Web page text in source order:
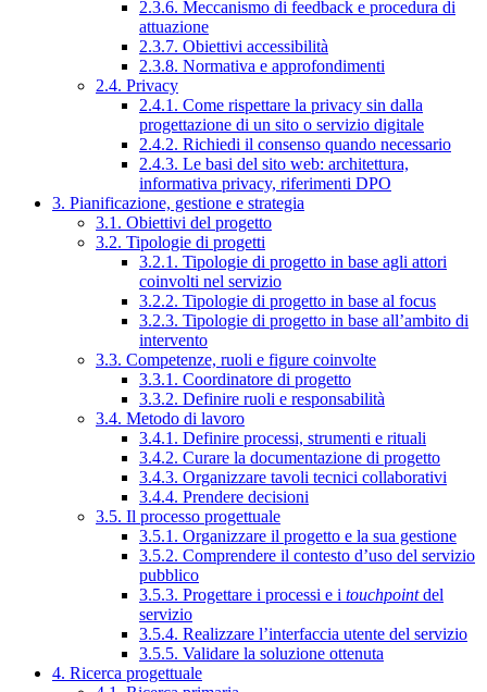
2.3.6. Meccanismo di feedback e procedura di
attuazione
2.3.7. Obiettivi accessibilità
2.3.8. Normativa e approfondimenti
2.4. Privacy
2.4.1. Come rispettare la privacy sin dalla
progettazione di un sito o servizio digitale
2.4.2. Richiedi il consenso quando necessario
2.4.3. Le basi del sito web: architettura,
informativa privacy, riferimenti DPO
3. Pianificazione, gestione e strategia
3.1. Obiettivi del progetto
3.2. Tipologie di progetti
3.2.1. Tipologie di progetto in base agli attori
coinvolti nel servizio
3.2.2. Tipologie di progetto in base al focus
3.2.3. Tipologie di progetto in base all’ambito di
intervento
3.3. Competenze, ruoli e figure coinvolte
3.3.1. Coordinatore di progetto
3.3.2. Definire ruoli e responsabilità
3.4. Metodo di lavoro
3.4.1. Definire processi, strumenti e rituali
3.4.2. Curare la documentazione di progetto
3.4.3. Organizzare tavoli tecnici collaborativi
3.4.4. Prendere decisioni
3.5. Il processo progettuale
3.5.1. Organizzare il progetto e la sua gestione
3.5.2. Comprendere il contesto d’uso del servizio
pubblico
3.5.3. Progettare i processi e i touchpointdel
servizio
3.5.4. Realizzare l’interfaccia utente del servizio
3.5.5. Validare la soluzione ottenuta
4. Ricerca progettuale